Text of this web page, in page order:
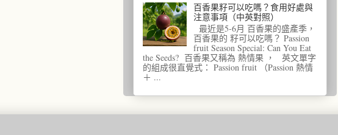
百香果籽可以吃嗎？食用好處與
注意事項（中英對照）
最近是5-6月 百香果的盛產季，
百香果的 籽可以吃嗎？ Passion
fruit Season Special: Can You Eat
the Seeds? 百香果又稱為 熱情果 ， 英文單字
的組成很直覺式： Passion fruit （Passion 熱情
＋ ...